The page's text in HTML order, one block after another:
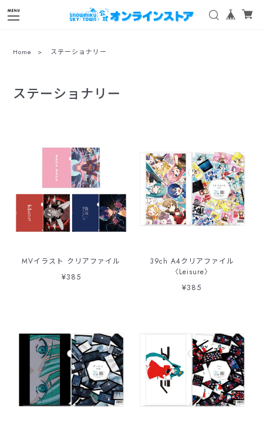
Home ステーショナリー
ステーショナリー
MVイラスト クリアファイル
¥385
39ch A4クリアファイル
〈Leisure〉
¥385